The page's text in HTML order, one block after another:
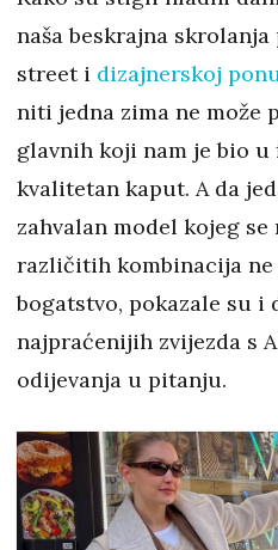
naša beskrajna
street i dizajnerskoj
niti jedna zima ne može
glavnih koji nam je bio u
kvalitetan kaput. A da
zahvalan model kojeg
različitih kombinacija
bogatstvo, pokazale su i
najpraćenijih zvijezda s
odijevanja u pitanju.